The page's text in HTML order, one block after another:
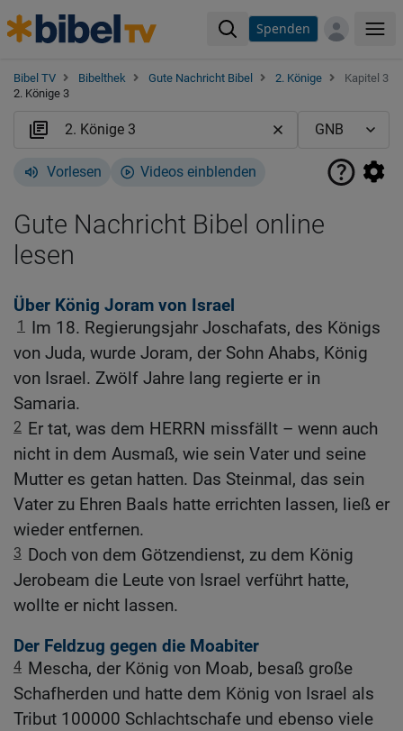
Spenden
Bibel TV Bibelthek Gute Nachricht Bibel 2. Könige
Kapitel 3
2. Könige 3
Vorlesen Videos einblenden
Gute Nachricht Bibel online
lesen
Über König Joram von Israel
1
Im 18. Regierungsjahr Joschafats, des Königs
von Juda, wurde Joram, der Sohn Ahabs, König
von Israel. Zwölf Jahre lang regierte er in
Samaria.
2 Er tat, was dem HERRN missfällt – wenn auch
nicht in dem Ausmaß, wie sein Vater und seine
Mutter es getan hatten. Das Steinmal, das sein
Vater zu Ehren Baals hatte errichten lassen, ließ er
wieder entfernen.
3 Doch von dem Götzendienst, zu dem König
Jerobeam die Leute von Israel verführt hatte,
wollte er nicht lassen.
Der Feldzug gegen die Moabiter
4 Mescha, der König von Moab, besaß große
Schafherden und hatte dem König von Israel als
Tribut 100000 Schlachtschafe und ebenso viele